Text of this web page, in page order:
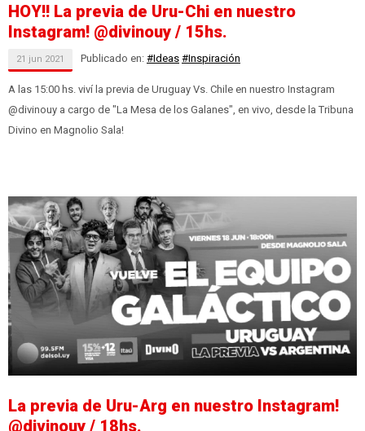
HOY!! La previa de Uru-Chi en nuestro
Instagram! @divinouy / 15hs.
21 jun 2021 Publicado en: #Ideas #Inspiración
A las 15:00 hs. viví la previa de Uruguay Vs. Chile en nuestro Instagram
@divinouy a cargo de "La Mesa de los Galanes", en vivo, desde la Tribuna
Divino en Magnolio Sala!
La previa de Uru-Arg en nuestro Instagram!
@divinouy / 18hs.